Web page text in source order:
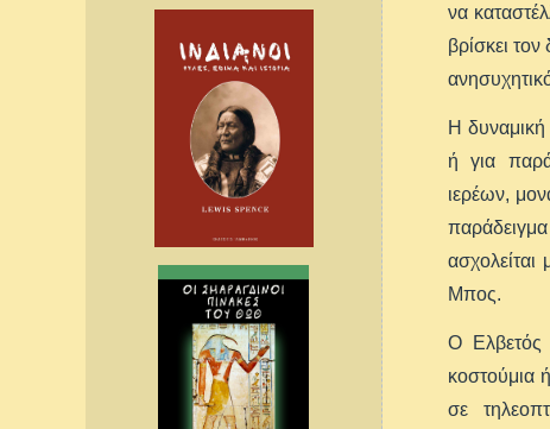
να
βρίσκει
Η
ή για
ιερέων,
Μπος.
Ο Ελβετός
κοστούμια
σε